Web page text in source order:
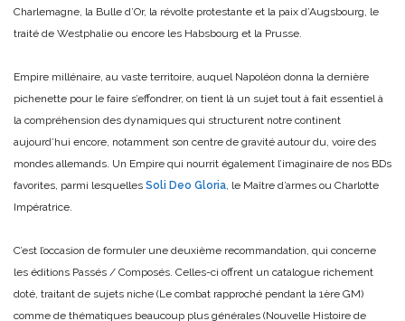
Charlemagne, la Bulle d’Or, la révolte protestante et la paix d’Augsbourg, le
traité de Westphalie ou encore les Habsbourg et la Prusse.
Empire millénaire, au vaste territoire, auquel Napoléon donna la dernière
pichenette pour le faire s’effondrer, on tient là un sujet tout à fait essentiel à
la compréhension des dynamiques qui structurent notre continent
aujourd’hui encore, notamment son centre de gravité autour du, voire des
mondes allemands. Un Empire qui nourrit également l’imaginaire de nos BDs
favorites, parmi lesquelles Soli Deo Gloria, le Maître d’armes ou Charlotte
Impératrice.
C’est l’occasion de formuler une deuxième recommandation, qui concerne
les éditions Passés / Composés. Celles-ci offrent un catalogue richement
doté, traitant de sujets niche (Le combat rapproché pendant la 1ère GM)
comme de thématiques beaucoup plus générales (Nouvelle Histoire de